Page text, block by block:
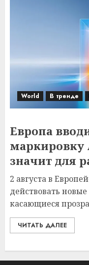
World В тренде
Европа
маркировку
значит для
2 августа в
действовать
касающиеся
ЧИТАТЬ ДАЛЕЕ